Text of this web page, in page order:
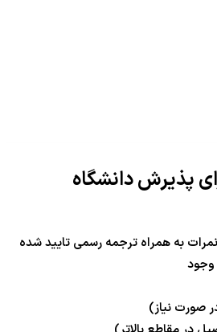
پذیرش دانشگاه
به همراه ترجمه رسمی تایید شده
صورت نیاز)